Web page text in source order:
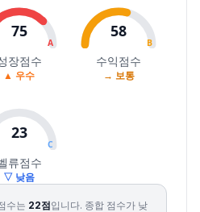
75
A
장점수
▲ 우수
58
B
수익점수
→ 보통
23
C
류점수
▽ 낮음
수는 22점입니다. 종합 점수가 낮